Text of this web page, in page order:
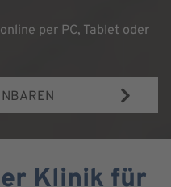
per PC, Tablet oder
Klinik für